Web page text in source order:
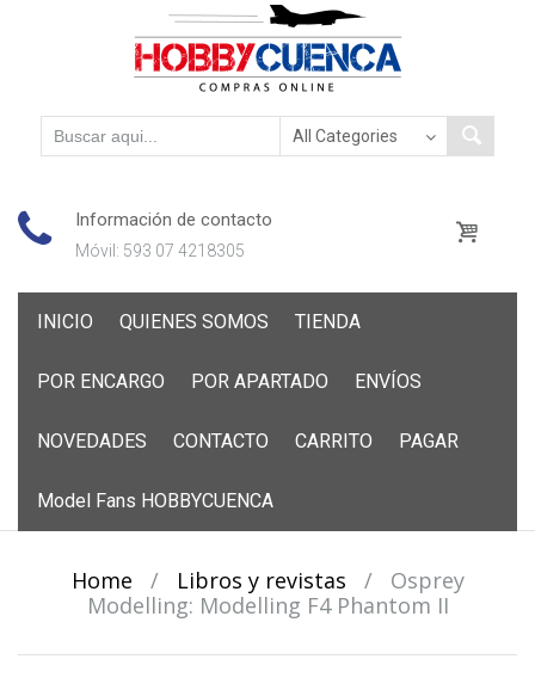
Información de contacto
Móvil: 593 07 4218305
INICIO QUIENES SOMOS TIENDA
POR ENCARGO POR APARTADO ENVÍOS
NOVEDADES CONTACTO CARRITO PAGAR
Model Fans HOBBYCUENCA
Home / Libros y revistas /
Osprey
Modelling: Modelling F4 Phantom II